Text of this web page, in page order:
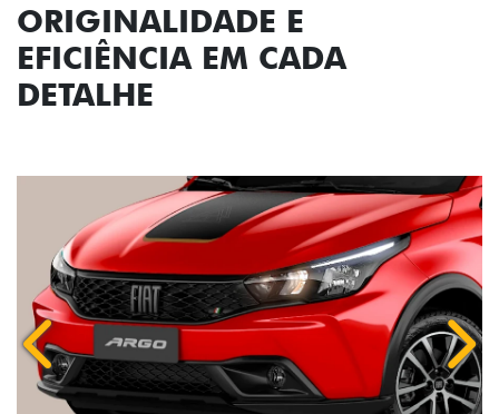
ORIGINALIDADE E
EFICIÊNCIA EM CADA
DETALHE
Anterior